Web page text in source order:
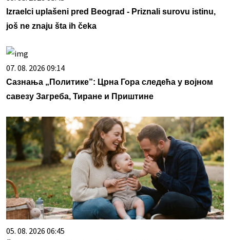
Izraelci uplašeni pred Beograd - Priznali surovu istinu,
još ne znaju šta ih čeka
07. 08. 2026 09:14
Сазнања „Политике”: Црна Гора следећа у војном
савезу Загреба, Тиране и Приштине
05. 08. 2026 06:45